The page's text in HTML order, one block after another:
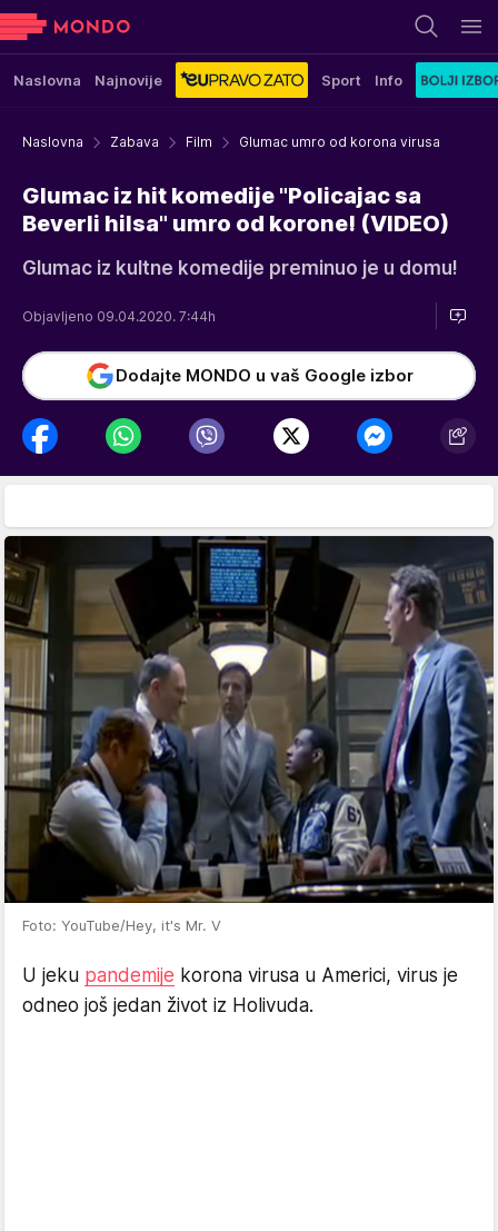
Naslovna Najnovije Sport Info
Naslovna Zabava Film Glumac umro od korona virusa
Glumac iz hit komedije "Policajac sa
Beverli hilsa" umro od korone! (VIDEO)
Glumac iz kultne komedije preminuo je u domu!
Objavljeno 09.04.2020. 7:44h
Dodajte MONDO u vaš Google izbor
Foto: YouTube/Hey, it's Mr. V
U jeku pandemije korona virusa u Americi, virus je
odneo još jedan život iz Holivuda.